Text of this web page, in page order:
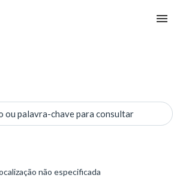
ou palavra-chave para consultar
não especificada